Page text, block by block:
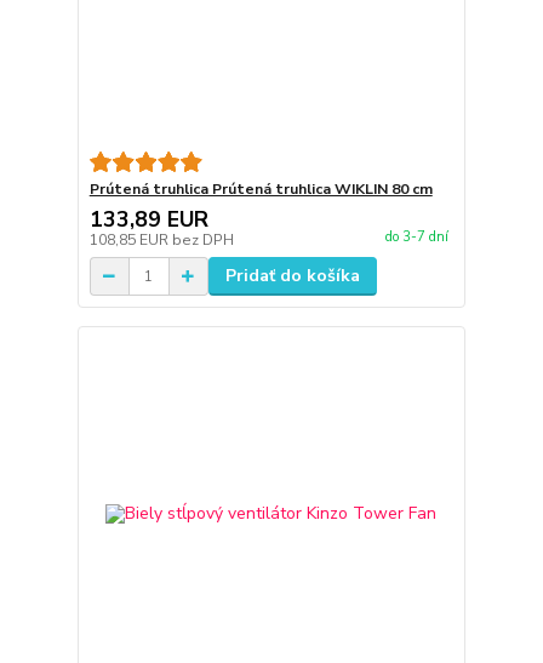
Prútená truhlica Prútená truhlica WIKLIN 80 cm
133,89 EUR
108,85 EUR bez DPH do 3-7 dní
Pridať do košíka